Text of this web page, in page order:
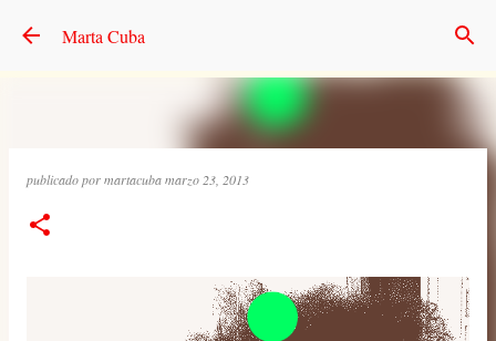
Marta Cuba
publicado pormartacubamarzo 23, 2013